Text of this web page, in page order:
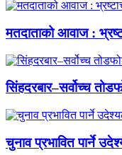
मतदाताको आवाज :
सिंहदरबार–सर्वोच्च
चुनाव प्रभावित पार्ने